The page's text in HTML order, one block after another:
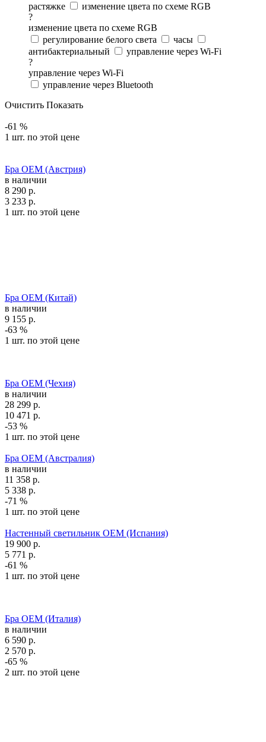
растяжке
изменение цвета по схеме RGB
?
изменение цвета по схеме RGB
регулирование белого света
часы
антибактериальный
управление через Wi-Fi
?
управление через Wi-Fi
управление через Bluetooth
Очистить Показать
-61 %
1 шт. по этой цене
Бра OEM (Австрия)
в наличии
8 290 р.
3 233 р.
1 шт. по этой цене
Бра OEM (Китай)
в наличии
9 155 р.
-63 %
1 шт. по этой цене
Бра OEM (Чехия)
в наличии
28 299 р.
10 471 р.
-53 %
1 шт. по этой цене
Бра OEM (Австралия)
в наличии
11 358 р.
5 338 р.
-71 %
1 шт. по этой цене
Настенный светильник OEM (Испания)
19 900 р.
5 771 р.
-61 %
1 шт. по этой цене
Бра OEM (Италия)
в наличии
6 590 р.
2 570 р.
-65 %
2 шт. по этой цене